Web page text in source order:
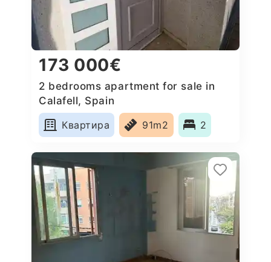
173 000€
2 bedrooms apartment for sale in
Calafell, Spain
Квартира
91m2 2